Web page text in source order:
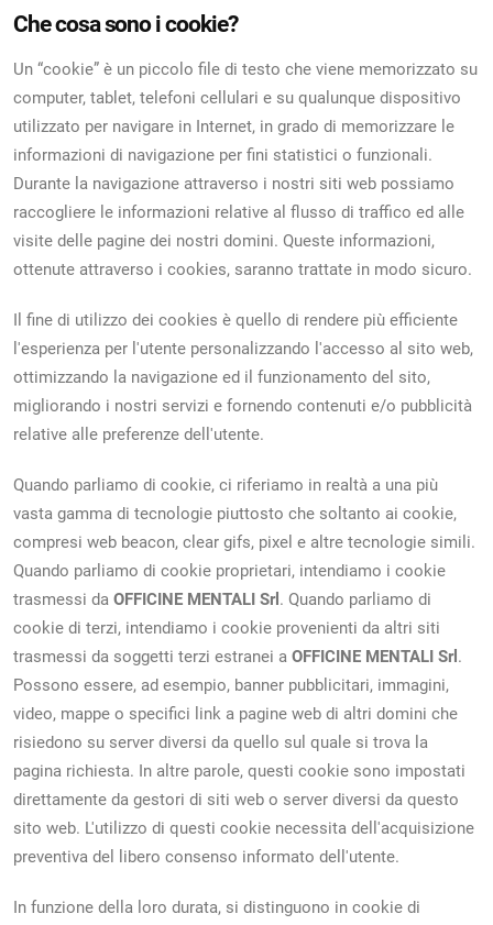
Che cosa sono i cookie?
Un “cookie” è un piccolo file di testo che viene memorizzato su
computer, tablet, telefoni cellulari e su qualunque dispositivo
utilizzato per navigare in Internet, in grado di memorizzare le
informazioni di navigazione per fini statistici o funzionali.
Durante la navigazione attraverso i nostri siti web possiamo
raccogliere le informazioni relative al flusso di traffico ed alle
visite delle pagine dei nostri domini. Queste informazioni,
ottenute attraverso i cookies, saranno trattate in modo sicuro.
Il fine di utilizzo dei cookies è quello di rendere più efficiente
l'esperienza per l'utente personalizzando l'accesso al sito web,
ottimizzando la navigazione ed il funzionamento del sito,
migliorando i nostri servizi e fornendo contenuti e/o pubblicità
relative alle preferenze dell'utente.
Quando parliamo di cookie, ci riferiamo in realtà a una più
vasta gamma di tecnologie piuttosto che soltanto ai cookie,
compresi web beacon, clear gifs, pixel e altre tecnologie simili.
Quando parliamo di cookie proprietari, intendiamo i cookie
trasmessi da OFFICINE MENTALI Srl . Quando parliamo di
cookie di terzi, intendiamo i cookie provenienti da altri siti
trasmessi da soggetti terzi estranei a OFFICINE MENTALI Srl .
Possono essere, ad esempio, banner pubblicitari, immagini,
video, mappe o specifici link a pagine web di altri domini che
risiedono su server diversi da quello sul quale si trova la
pagina richiesta. In altre parole, questi cookie sono impostati
direttamente da gestori di siti web o server diversi da questo
sito web. L'utilizzo di questi cookie necessita dell'acquisizione
preventiva del libero consenso informato dell'utente.
In funzione della loro durata, si distinguono in cookie di